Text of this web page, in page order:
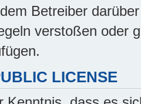
Betreiber
verstoßen oder
LICENSE